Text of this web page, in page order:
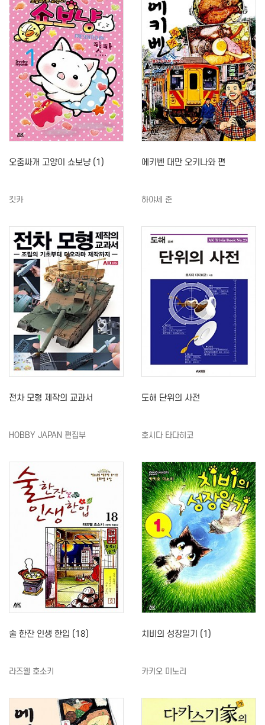
오줌싸개 고양이 쇼보냥 (1)
킷카
에키벤 대만 오키나와 편
하야세 준
전차 모형 제작의 교과서
HOBBY JAPAN 편집부
도해 단위의 사전
호시다 타다히코
술 한잔 인생 한입 (18)
라즈웰 호소키
치비의 성장일기 (1)
카키오 미노리